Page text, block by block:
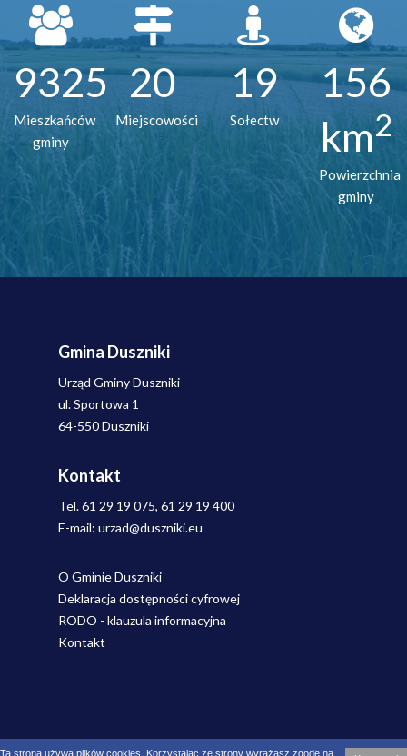
Ta strona używa plików cookies. Korzystając ze strony wyrażasz zgodę na
9325
Mieszkańców
gminy
20
Miejscowości
19
Sołectw
156
km2
Powierzchnia
gminy
Gmina Duszniki
Urząd Gminy Duszniki
ul. Sportowa 1
64-550 Duszniki
Kontakt
Tel. 61 29 19 075, 61 29 19 400
E-mail: urzad@duszniki.eu
O Gminie Duszniki
Deklaracja dostępności cyfrowej
RODO - klauzula informacyjna
Kontakt